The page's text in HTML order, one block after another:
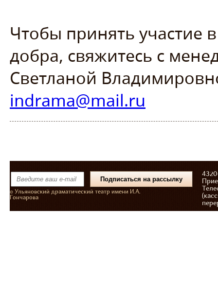
Чтобы принять участие
добра, свяжитесь с
Светланой
indrama@mail.ru
© Ульяновский драматический театр имени И.А.
Гончарова